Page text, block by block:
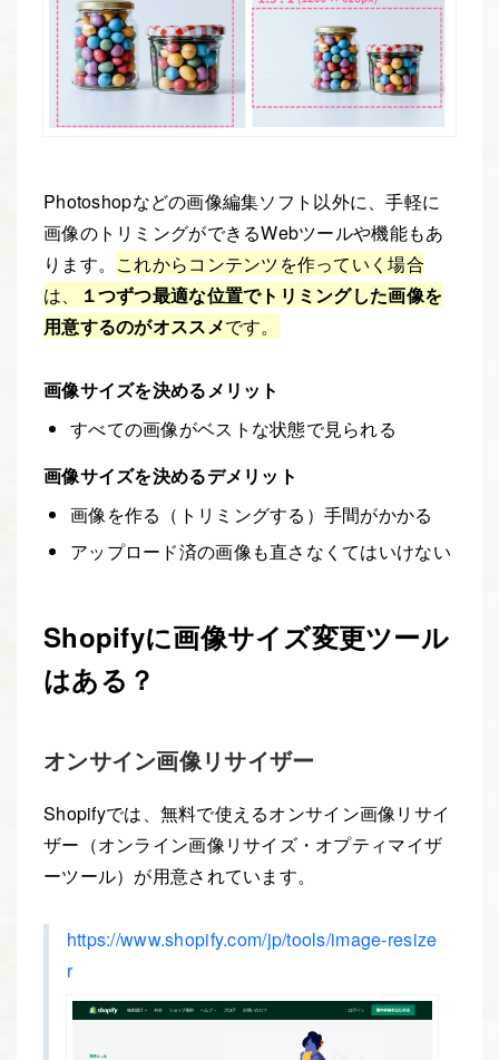
Photoshopなどの画像編集ソフト以外に、手軽に
画像のトリミングができるWebツールや機能もあ
ります。 これからコンテンツを作っていく場合
は、
１つずつ最適な位置でトリミングした画像を
用意するのがオススメです。
画像サイズを決めるメリット
すべての画像がベストな状態で見られる
画像サイズを決めるデメリット
画像を作る（トリミングする）手間がかかる
アップロード済の画像も直さなくてはいけない
Shopifyに画像サイズ変更ツール
はある？
オンサイン画像リサイザー
Shopifyでは、無料で使えるオンサイン画像リサイ
ザー（オンライン画像リサイズ・オプティマイザ
ーツール）が用意されています。
https://www.shopify.com/jp/tools/image-resize
r